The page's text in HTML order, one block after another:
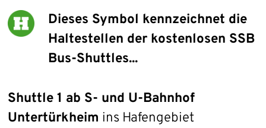
Dieses Symbol kennzeichnet die
Haltestellen der kostenlosen SSB
Bus-Shuttles...
Shuttle 1 ab S- und U-Bahnhof
Untertürkheim ins Hafengebiet